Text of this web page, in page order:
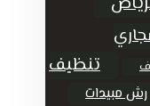
تنظيف
رش مبيدات